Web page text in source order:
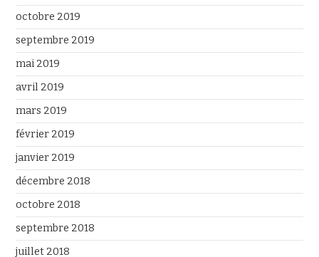
octobre 2019
septembre 2019
mai 2019
avril 2019
mars 2019
février 2019
janvier 2019
décembre 2018
octobre 2018
septembre 2018
juillet 2018